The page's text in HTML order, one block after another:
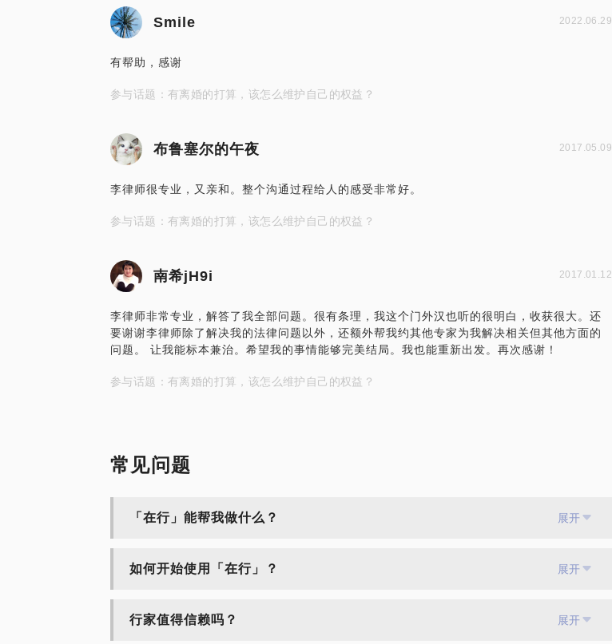
Smile 2022.06.29
有帮助，感谢
参与话题：有离婚的打算，该怎么维护自己的权益？
布鲁塞尔的午夜 2017.05.09
李律师很专业，又亲和。整个沟通过程给人的感受非常好。
参与话题：有离婚的打算，该怎么维护自己的权益？
南希jH9i 2017.01.12
李律师非常专业，解答了我全部问题。很有条理，我这个门外汉也听的很明白，收获很大。还
要谢谢李律师除了解决我的法律问题以外，还额外帮我约其他专家为我解决相关但其他方面的
问题。 让我能标本兼治。希望我的事情能够完美结局。我也能重新出发。再次感谢！
参与话题：有离婚的打算，该怎么维护自己的权益？
常见问题
「在行」能帮我做什么？ 展开
如何开始使用「在行」？ 展开
行家值得信赖吗？ 展开